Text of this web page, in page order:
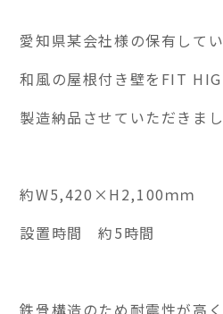
愛知県某会社様の保有して
和風の屋根付き壁をFIT
製造納品させていただきまし
約W5,420×H2,100ｍｍ
設置時間 約5時間
鉄骨構造のため耐震性が高